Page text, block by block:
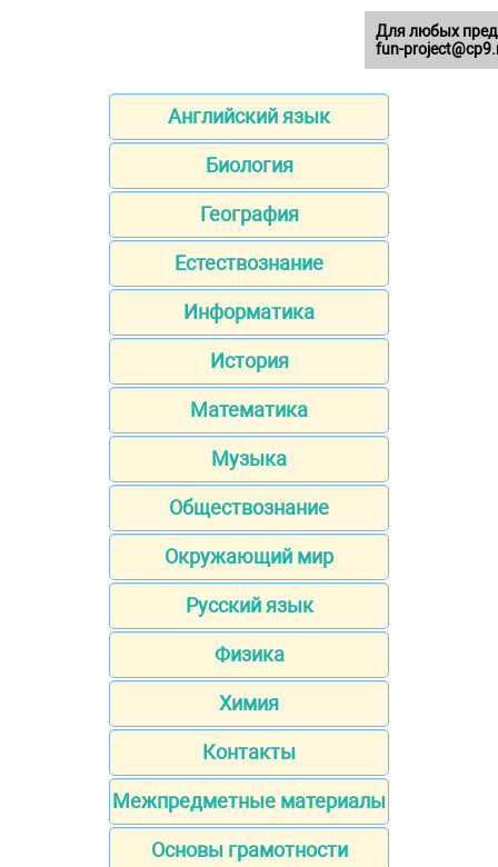
Английский язык
Биология
География
Естествознание
Информатика
История
Математика
Музыка
Обществознание
Окружающий мир
Русский язык
Физика
Химия
Контакты
Межпредметные материалы
Основы грамотности
Для любых
fun-